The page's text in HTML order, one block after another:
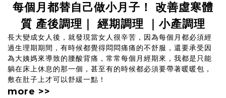
每個月都替自己做小月子！ 改善虛寒體
質 產後調理｜ 經期調理 ｜小產調理
長大變成女人後，就發現當女人很辛苦，因為每個月都必須經
過生理期期間，有時候都覺得悶悶痛痛的不舒服，還要承受因
為大姨媽來導致的腰酸背痛，常常每個月經期來，我都是只能
躺在床上休息的那一個，甚至有的時候都必須要帶著暖暖包，
敷在肚子上才可以舒緩一點！
more >>